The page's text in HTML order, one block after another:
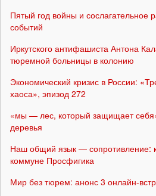
Пятый год войны и сослагательное
событий
Иркутского антифашиста Антона
тюремной больницы в колонию
Экономический кризис в России:
хаоса», эпизод 272
«мы — лес, который защищает
деревья
Наш общий язык — сопротивление:
коммуне Просфигика
Мир без тюрем: анонс 3 онлайн-